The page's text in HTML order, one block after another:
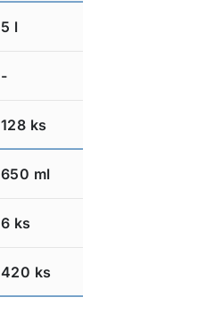
5 l
-
128 ks
650 ml
6 ks
420 ks